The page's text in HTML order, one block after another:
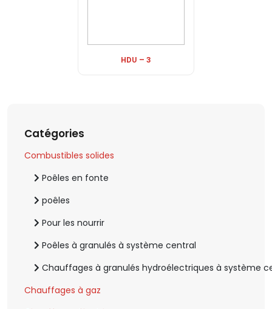
Catégories
Chauffages à gaz
Combustibles solides
Poêles en fonte
poêles
Pour les nourrir
Poêles à granulés à système central
Chauffages à granulés hydroélectriques à système
HDU – 3